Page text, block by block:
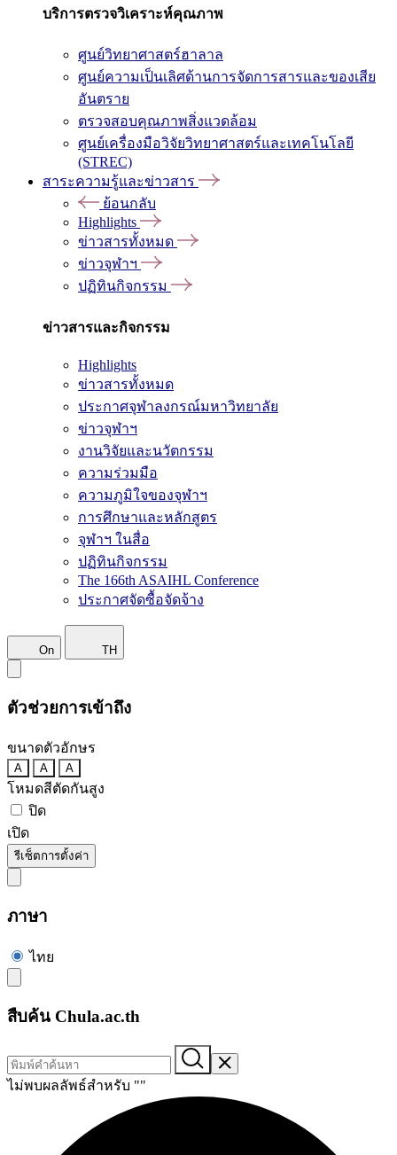
บริการตรวจวิเคราะห์คุณภาพ
ศูนย์วิทยาศาสตร์ฮาลาล
ศูนย์ความเป็นเลิศด้านการจัดการสารและของเสีย
อันตราย
ตรวจสอบคุณภาพสิ่งแวดล้อม
ศูนย์เครื่องมือวิจัยวิทยาศาสตร์และเทคโนโลยี
(STREC)
สาระความรู้และข่าวสาร
ย้อนกลับ
Highlights
ข่าวสารทั้งหมด
ข่าวจุฬาฯ
ปฏิทินกิจกรรม
ข่าวสารและกิจกรรม
Highlights
ข่าวสารทั้งหมด
ประกาศจุฬาลงกรณ์มหาวิทยาลัย
ข่าวจุฬาฯ
งานวิจัยและนวัตกรรม
ความร่วมมือ
ความภูมิใจของจุฬาฯ
การศึกษาและหลักสูตร
จุฬาฯ ในสื่อ
ปฏิทินกิจกรรม
The 166th ASAIHL Conference
ประกาศจัดซื้อจัดจ้าง
On TH
ตัวช่วยการเข้าถึง
ขนาดตัวอักษร
A A A
โหมดสีตัดกันสูง
ปิด
เปิด
รีเซ็ตการตั้งค่า
ภาษา
ไทย
สืบค้น Chula.ac.th
ไม่พบผลลัพธ์สำหรับ ""